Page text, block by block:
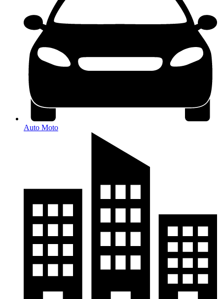
Auto Moto